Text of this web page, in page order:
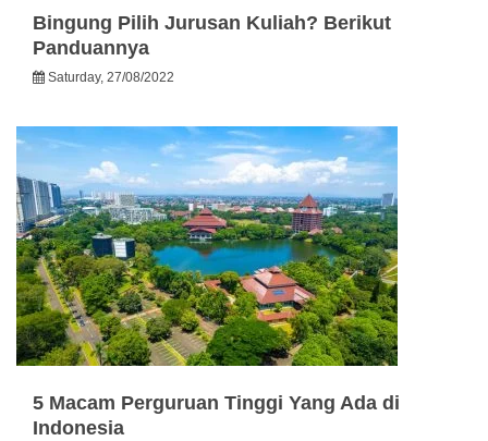
Bingung Pilih Jurusan Kuliah? Berikut
Panduannya
Saturday, 27/08/2022
5 Macam Perguruan Tinggi Yang Ada di
Indonesia